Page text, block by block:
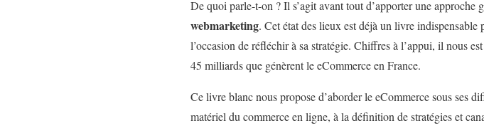
De quoi parle-t-on ? Il s’agit avant tout d’apporter une approche
webmarketing. Cet état des lieux est déjà un livre
l’occasion de réfléchir à sa stratégie. Chiffres à l’appui, il nous
45 milliards que génèrent le eCommerce en France.
Ce livre blanc nous propose d’aborder le eCommerce sous ses
matériel du commerce en ligne, à la définition de stratégies et